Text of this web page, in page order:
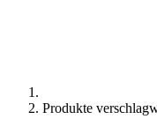
Produkte